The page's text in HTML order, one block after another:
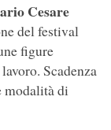
Cesare
del festival
figure
Scadenza
modalità di